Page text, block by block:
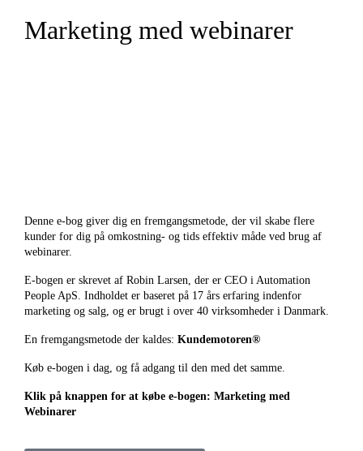
Marketing med webinarer
Denne e-bog giver dig en fremgangsmetode, der vil skabe flere
kunder for dig på omkostning- og tids effektiv måde ved brug af
webinarer.
E-bogen er skrevet af Robin Larsen, der er CEO i Automation
People ApS. Indholdet er baseret på 17 års erfaring indenfor
marketing og salg, og er brugt i over 40 virksomheder i Danmark.
En fremgangsmetode der kaldes: Kundemotoren®
Køb e-bogen i dag, og få adgang til den med det samme.
Klik på knappen for at købe e-bogen: Marketing med
Webinarer